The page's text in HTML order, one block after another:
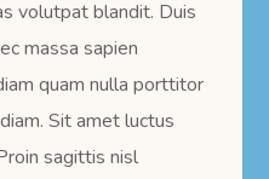
volutpat blandit. Duis
massa sapien
quam nulla porttitor
Sit amet luctus
sagittis nisl